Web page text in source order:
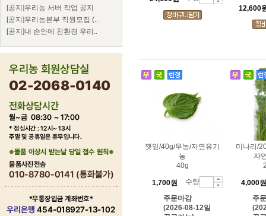
[공지]우리농 서버 작업 공지
[공지]우리농본부 직원모집 (..
[공지]내 손안에 친환경 우리..
12,600
깻잎/40g/무농/자연유기
농
40g
1,700원
수량
주문마감
(2026-08-12일
미나리/
자
4,000원
주